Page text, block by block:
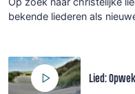
bekende liederen als
Lied: